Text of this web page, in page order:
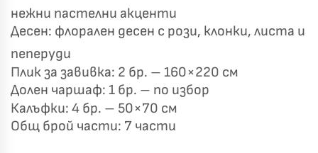
нежни пастелни акценти
Десен: флорален десен с рози, клонки, листа и
пеперуди
Плик за завивка: 2 бр. – 160×220 см
Долен чаршаф: 1 бр. – по избор
Калъфки: 4 бр. – 50×70 см
Общ брой части: 7 части